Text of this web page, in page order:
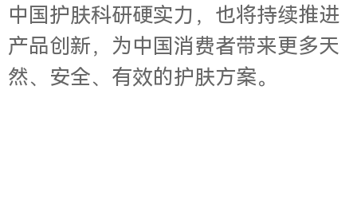
中国护肤科研硬实力，也将持续推进
产品创新，为中国消费者带来更多天
然、安全、有效的护肤方案。